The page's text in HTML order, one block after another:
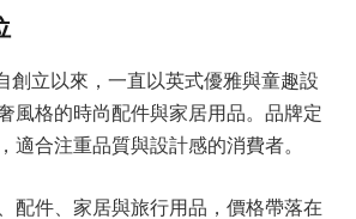
創立以來，一直以英式優雅與童趣設
風格的時尚配件與家居用品。品牌定
適合注重品質與設計感的消費者。
配件、家居與旅行用品，價格帶落在